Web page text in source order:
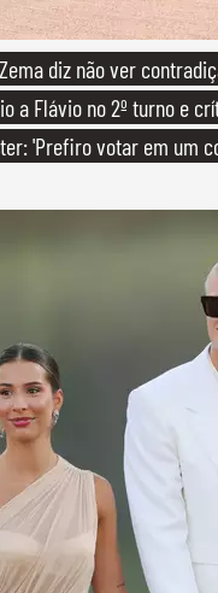
diz não ver
a Flávio no 2º turno e
'Prefiro votar em um